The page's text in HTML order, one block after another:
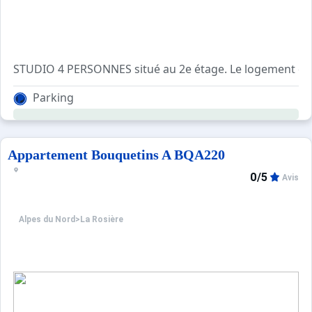
Composition du logement : ,
Appartement entièrement rénové
Marches pour accéder à la résidence
Appartement non fumeur
Appartement sans moquette
Parking
Appartement Bouquetins A BQA220
Alpes du Nord > La Rosière
0/5 Avis